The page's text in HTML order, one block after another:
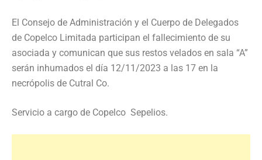
El Consejo de Administración y el Cuerpo de Delegados
de Copelco Limitada participan el fallecimiento de su
asociada y comunican que sus restos velados en sala “A”
serán inhumados el día 12/11/2023 a las 17 en la
necrópolis de Cutral Co.
Servicio a cargo de Copelco Sepelios.